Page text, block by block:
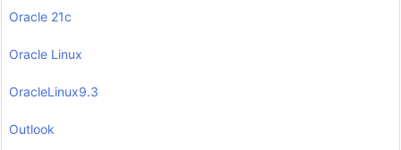
Oracle 21c
Oracle Linux
OracleLinux9.3
Outlook